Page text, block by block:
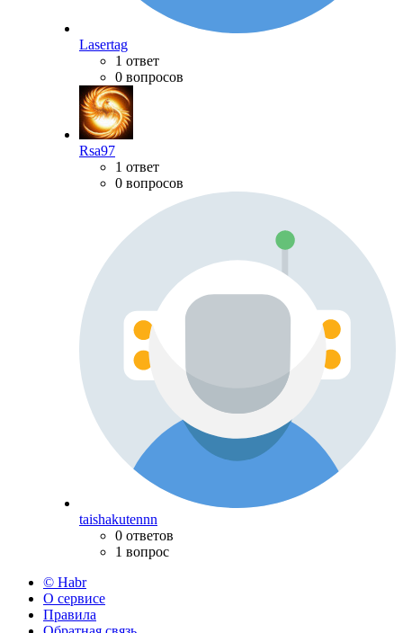
Lasertag
1 ответ
0 вопросов
Rsa97
1 ответ
0 вопросов
taishakutennn
0 ответов
1 вопрос
© Habr
О сервисе
Правила